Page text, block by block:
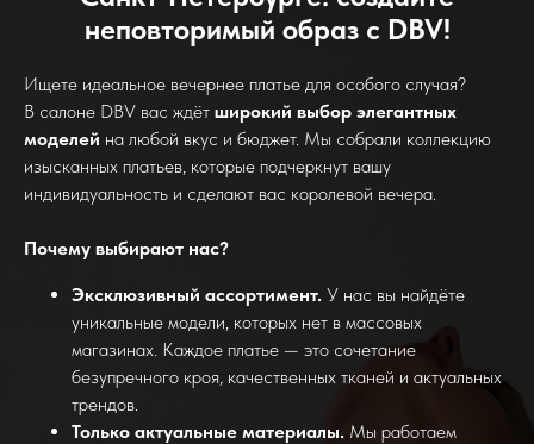
неповторимый образ с DBV!
Ищете идеальное вечернее платье для особого случая?
В салоне DBV вас ждёт широкий выбор элегантных
моделей на любой вкус и бюджет. Мы собрали коллекцию
изысканных платьев, которые подчеркнут вашу
индивидуальность и сделают вас королевой вечера.
Почему выбирают нас?
Эксклюзивный ассортимент. У нас вы найдёте
уникальные модели, которых нет в массовых
магазинах. Каждое платье — это сочетание
безупречного кроя, качественных тканей и актуальных
трендов.
Только актуальные материалы. Мы работаем